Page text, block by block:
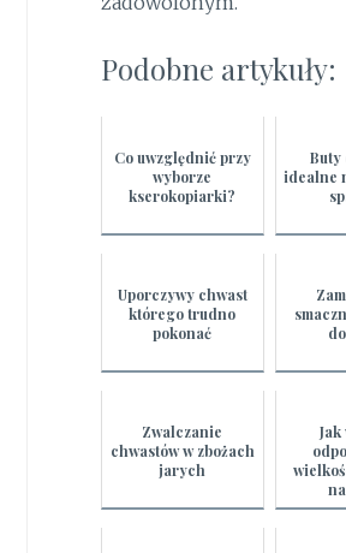
Podobne artykuły:
Co uwzględnić przy
wyborze
kserokopiarki?
Buty
idealne
Uporczywy chwast
którego trudno
pokonać
Zwalczanie
chwastów w zbożach
jarych